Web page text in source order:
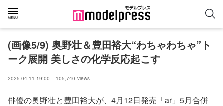
(画像5/9) 奥野壮＆豊田裕大“わちゃわちゃ”ト
ーク展開 美しさの化学反応起こす
2025.04.11 19:00 105,740 views
俳優の奥野壮と豊田裕大が、4月12日発売「ar」5月合併